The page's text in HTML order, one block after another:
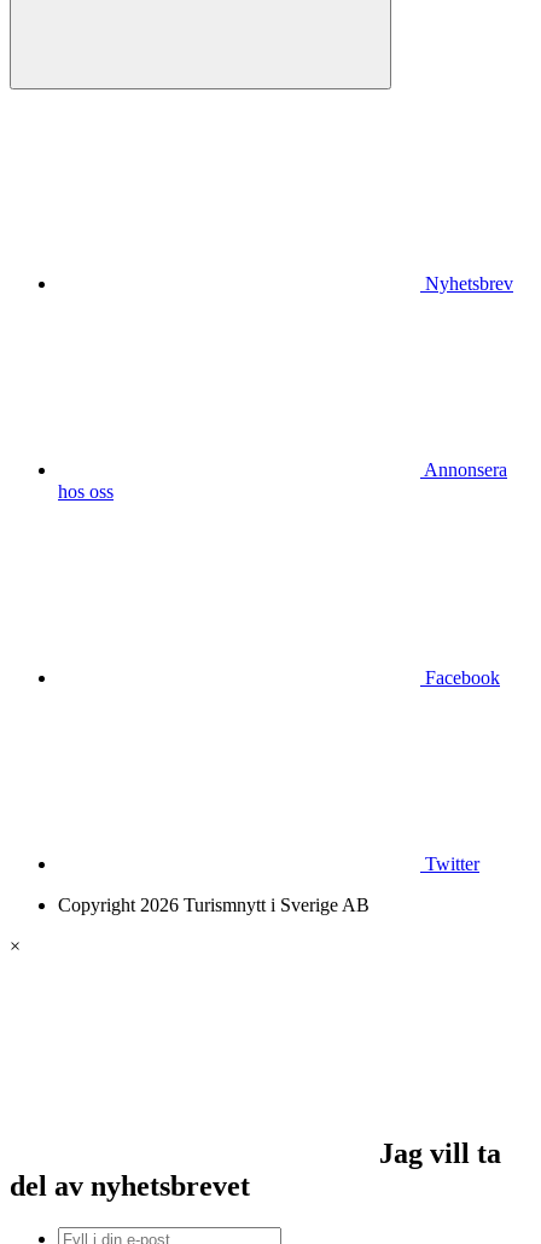
Nyhetsbrev
Annonsera
hos oss
Facebook
Twitter
Copyright 2026 Turismnytt i Sverige AB
×
Jag vill ta
del av nyhetsbrevet